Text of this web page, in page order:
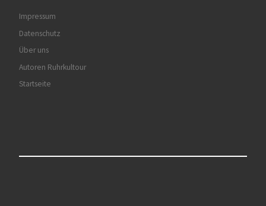
Impressum
Datenschutz
Über uns
Autoren Ruhrkultour
Startseite